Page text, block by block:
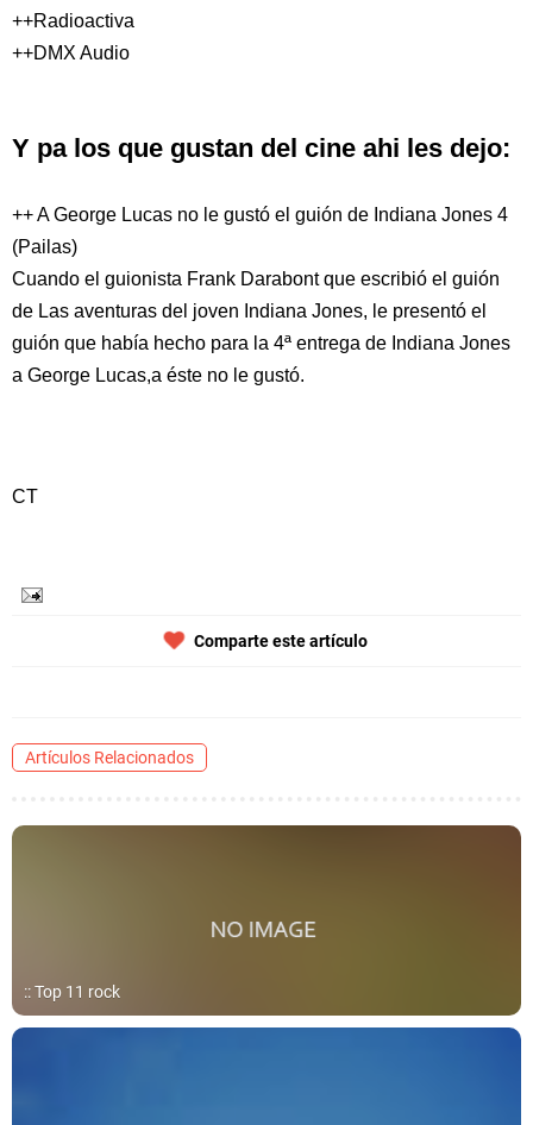
++Radioactiva
++DMX Audio
Y pa los que gustan del cine ahi les dejo:
++ A George Lucas no le gustó el guión de Indiana Jones 4
(Pailas)
Cuando el guionista Frank Darabont que escribió el guión
de Las aventuras del joven Indiana Jones, le presentó el
guión que había hecho para la 4ª entrega de Indiana Jones
a George Lucas,a éste no le gustó.
CT
Comparte este artículo
Artículos Relacionados
:: Top 11 rock